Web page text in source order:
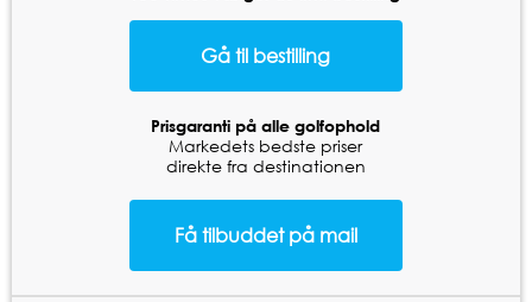
Prisgaranti på alle golfophold
Markedets bedste priser
direkte fra destinationen